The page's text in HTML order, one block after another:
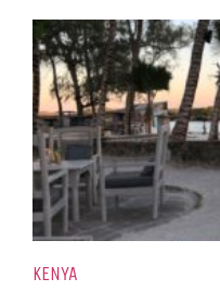
KENYA